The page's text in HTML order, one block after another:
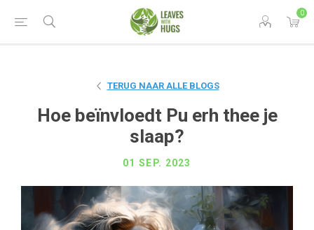
0
TERUG NAAR ALLE BLOGS
Hoe beïnvloedt Pu erh thee je
slaap?
01 SEP. 2023